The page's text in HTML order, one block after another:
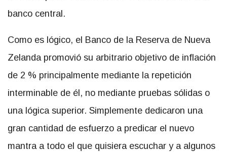
banco central.
Como es lógico, el Banco de la Reserva de Nueva
Zelanda promovió su arbitrario objetivo de inflación
de 2 % principalmente mediante la repetición
interminable de él, no mediante pruebas sólidas o
una lógica superior. Simplemente dedicaron una
gran cantidad de esfuerzo a predicar el nuevo
mantra a todo el que quisiera escuchar y a algunos